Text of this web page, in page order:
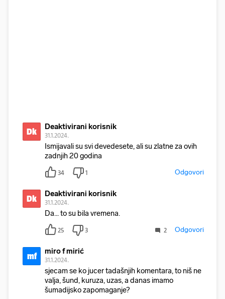
Dk Deaktivirani korisnik
31.1.2024.
Ismijavali su svi devedesete, ali su zlatne za ovih
zadnjih 20 godina
34 1 Odgovori
Dk Deaktivirani korisnik
31.1.2024.
Da... to su bila vremena.
25 3 2 Odgovori
mf miro f mirić
31.1.2024.
sjecam se ko jucer tadašnjih komentara, to niš ne
valja, šund, kuruza, uzas, a danas imamo
šumadijsko zapomaganje?